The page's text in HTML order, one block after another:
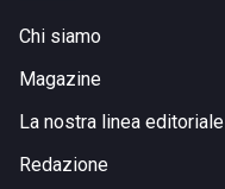
Chi siamo
Magazine
La nostra linea editoriale
Redazione